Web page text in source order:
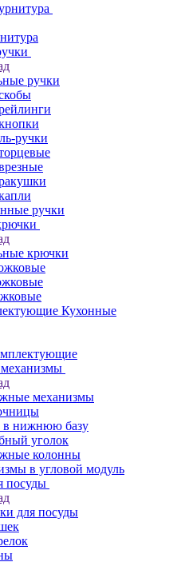
ручки
ручки
ручки
крючки
Кухонные
механизмы
нижнюю базу
уголок
колонны
в угловой модуль
посуды
для посуды